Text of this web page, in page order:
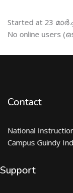
Started at 23
Skip ഓണ്‍ലയിന്‍
No online users
Contact
National
Campus Guindy
Support